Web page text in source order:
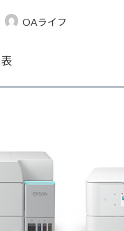
OAライフ